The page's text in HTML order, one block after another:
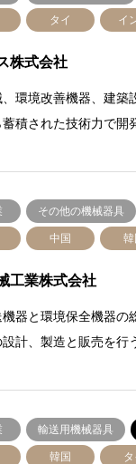
タイ イ
株式会社
、環境改善機器、建築
蓄積された技術力で開
その他の機械器具
中国 韓
工業株式会社
器と環境保全機器の
計、製造と販売を行
輸送用機械器具
韓国